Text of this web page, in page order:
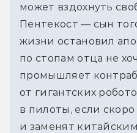
может вздохнуть
Пентекост — сын
жизни остановил
по стопам отца не
промышляет
от гигантских
в пилоты, если
и заменят